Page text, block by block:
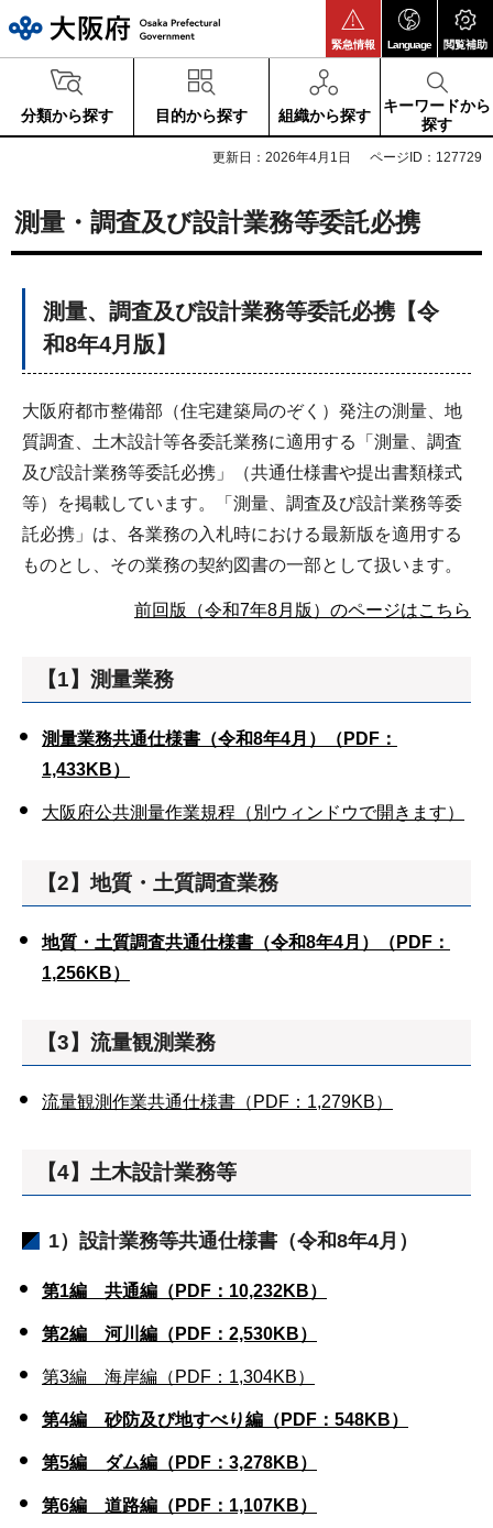
緊急情報 Language 閲覧補助
分類から探す 目的から探す 組織から探す
キーワードから
探す
更新日：2026年4月1日 ページID：127729
測量・調査及び設計業務等委託必携
測量、調査及び設計業務等委託必携【令
和8年4月版】
大阪府都市整備部（住宅建築局のぞく）発注の測量、地
質調査、土木設計等各委託業務に適用する「測量、調査
及び設計業務等委託必携」（共通仕様書や提出書類様式
等）を掲載しています。「測量、調査及び設計業務等委
託必携」は、各業務の入札時における最新版を適用する
ものとし、その業務の契約図書の一部として扱います。
前回版（令和7年8月版）のページはこちら
【1】測量業務
測量業務共通仕様書（令和8年4月）（PDF：
1,433KB）
大阪府公共測量作業規程（別ウィンドウで開きます）
【2】地質・土質調査業務
地質・土質調査共通仕様書（令和8年4月）（PDF：
1,256KB）
【3】流量観測業務
流量観測作業共通仕様書（PDF：1,279KB）
【4】土木設計業務等
1）設計業務等共通仕様書（令和8年4月）
第1編 共通編（PDF：10,232KB）
第2編 河川編（PDF：2,530KB）
第3編 海岸編（PDF：1,304KB）
第4編 砂防及び地すべり編（PDF：548KB）
第5編 ダム編（PDF：3,278KB）
第6編 道路編（PDF：1,107KB）